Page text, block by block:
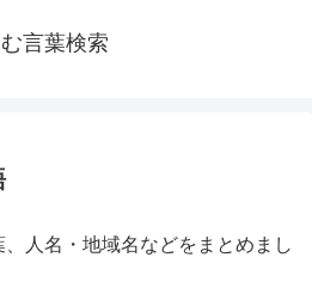
言葉検索
人名・地域名などをまとめまし